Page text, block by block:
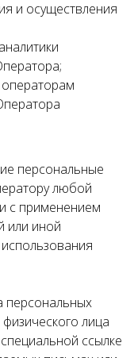
и осуществления
персональные
любой
с применением
или иной
персональных
лица
ссылке